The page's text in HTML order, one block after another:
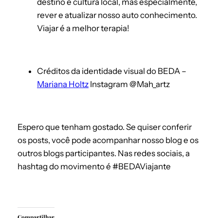
destino e cultura local, mas especialmente,
rever e atualizar nosso auto conhecimento.
Viajar é a melhor terapia!
Créditos da identidade visual do BEDA –
Mariana Holtz Instagram @Mah_artz
Espero que tenham gostado. Se quiser conferir
os posts, você pode acompanhar nosso blog e os
outros blogs participantes. Nas redes sociais, a
hashtag do movimento é #BEDAViajante